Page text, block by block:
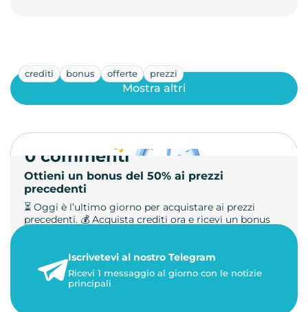
crediti bonus offerte prezzi
Ottieni un bonus del 50% ai prezzi
precedenti
⏳ Oggi è l’ultimo giorno per acquistare ai prezzi
precedenti. 💰 Acquista crediti ora e ricevi un bonus
23 maggio 2026
1 minuto di lettura
Mostra altri
0 commenti
Iscrivetevi al nostro Telegram
Ricevi 1 messaggio al giorno con le notizie
principali